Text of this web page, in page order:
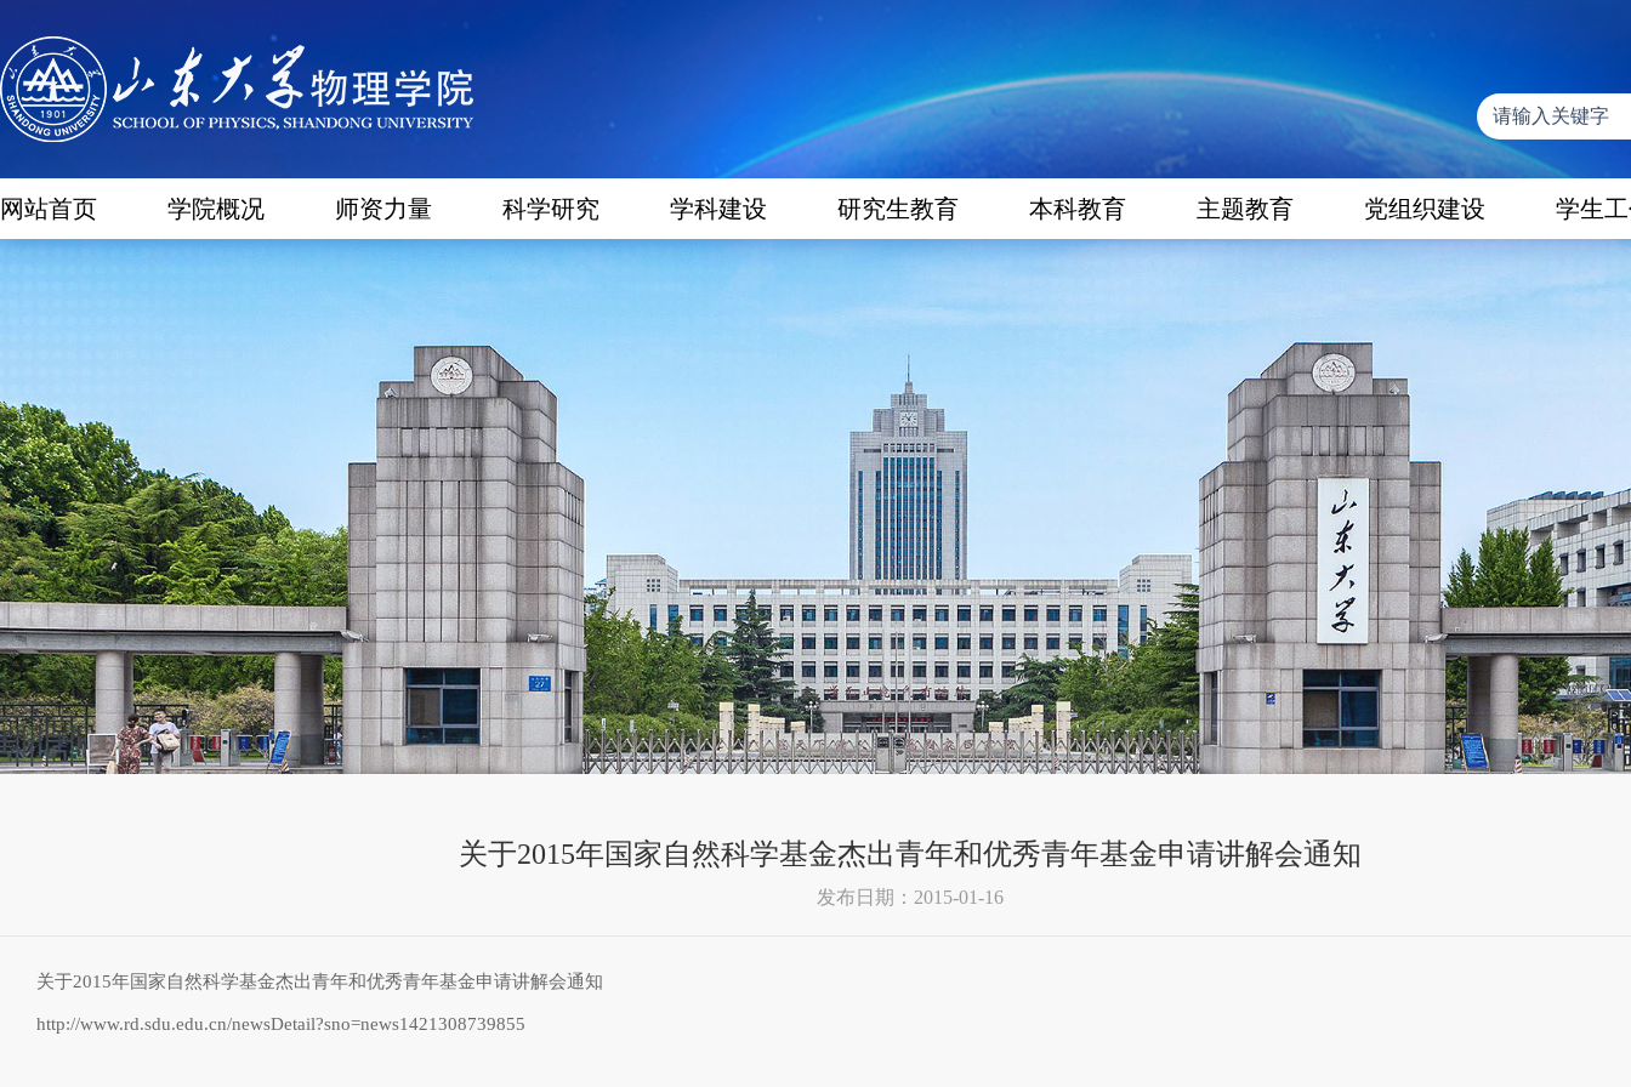
网站首页 学院概况 师资力量 科学研究 学科建设 研究生教育 本科教育 主题教育 党组织建设 学生
关于2015年国家自然科学基金杰出青年和优秀青年基金申请讲解会通知
发布日期：2015-01-16
关于2015年国家自然科学基金杰出青年和优秀青年基金申请讲解会通知
http://www.rd.sdu.edu.cn/newsDetail?sno=news1421308739855